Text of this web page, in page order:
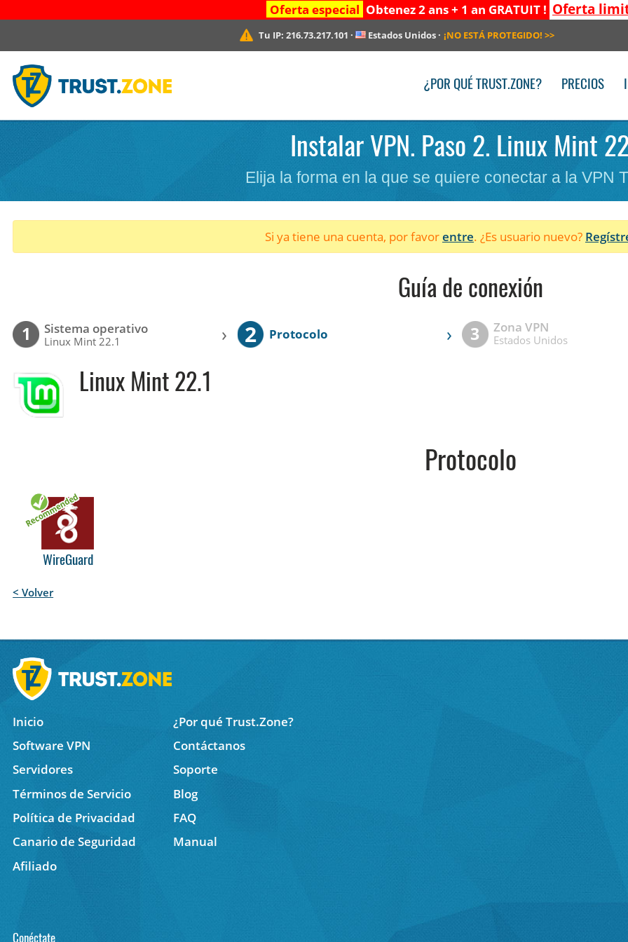
Oferta especial Obtenez 2 ans + 1 an GRATUIT ! Oferta
Tu IP: 216.73.217.101 · Estados Unidos· ¡NO ESTÁ PROTEGIDO! >>
¿POR QUÉ TRUST.ZONE? PRECIOS
Instalar VPN. Paso 2. Linux Mint
Elija la forma en la que se quiere conectar a la VPN
Si ya tiene una cuenta, por favorentre. ¿Es usuario nuevo?
Guía de conexión
1 Sistema operativo
Linux Mint 22.1 › 2 Protocolo › 3 Zona VPN
Estados Unidos
Linux Mint 22.1
Protocolo
WireGuard
< Volver
Inicio
¿Por qué Trust.Zone?
Software VPN
Contáctanos
Servidores
Soporte
Términos de Servicio
Blog
Política de Privacidad
FAQ
Canario de Seguridad
Manual
Afiliado
Conéctate